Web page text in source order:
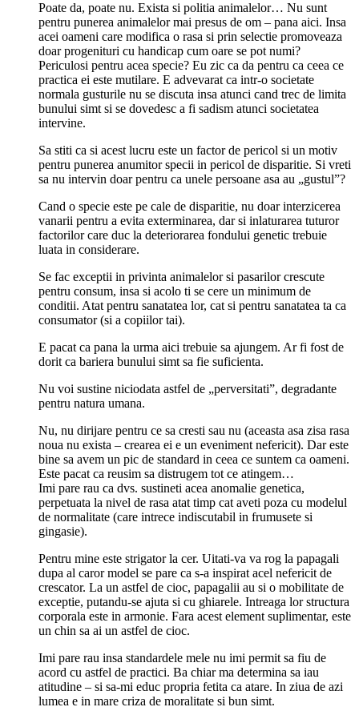
Poate da, poate nu. Exista si politia animalelor… Nu sunt
pentru punerea animalelor mai presus de om – pana aici. Insa
acei oameni care modifica o rasa si prin selectie promoveaza
doar progenituri cu handicap cum oare se pot numi?
Periculosi pentru acea specie? Eu zic ca da pentru ca ceea ce
practica ei este mutilare. E advevarat ca intr-o societate
normala gusturile nu se discuta insa atunci cand trec de limita
bunului simt si se dovedesc a fi sadism atunci societatea
intervine.
Sa stiti ca si acest lucru este un factor de pericol si un motiv
pentru punerea anumitor specii in pericol de disparitie. Si vreti
sa nu intervin doar pentru ca unele persoane asa au „gustul”?
Cand o specie este pe cale de disparitie, nu doar interzicerea
vanarii pentru a evita exterminarea, dar si inlaturarea tuturor
factorilor care duc la deteriorarea fondului genetic trebuie
luata in considerare.
Se fac exceptii in privinta animalelor si pasarilor crescute
pentru consum, insa si acolo ti se cere un minimum de
conditii. Atat pentru sanatatea lor, cat si pentru sanatatea ta ca
consumator (si a copiilor tai).
E pacat ca pana la urma aici trebuie sa ajungem. Ar fi fost de
dorit ca bariera bunului simt sa fie suficienta.
Nu voi sustine niciodata astfel de „perversitati”, degradante
pentru natura umana.
Nu, nu dirijare pentru ce sa cresti sau nu (aceasta asa zisa rasa
noua nu exista – crearea ei e un eveniment nefericit). Dar este
bine sa avem un pic de standard in ceea ce suntem ca oameni.
Este pacat ca reusim sa distrugem tot ce atingem…
Imi pare rau ca dvs. sustineti acea anomalie genetica,
perpetuata la nivel de rasa atat timp cat aveti poza cu modelul
de normalitate (care intrece indiscutabil in frumusete si
gingasie).
Pentru mine este strigator la cer. Uitati-va va rog la papagali
dupa al caror model se pare ca s-a inspirat acel nefericit de
crescator. La un astfel de cioc, papagalii au si o mobilitate de
exceptie, putandu-se ajuta si cu ghiarele. Intreaga lor structura
corporala este in armonie. Fara acest element suplimentar, este
un chin sa ai un astfel de cioc.
Imi pare rau insa standardele mele nu imi permit sa fiu de
acord cu astfel de practici. Ba chiar ma determina sa iau
atitudine – si sa-mi educ propria fetita ca atare. In ziua de azi
lumea e in mare criza de moralitate si bun simt.